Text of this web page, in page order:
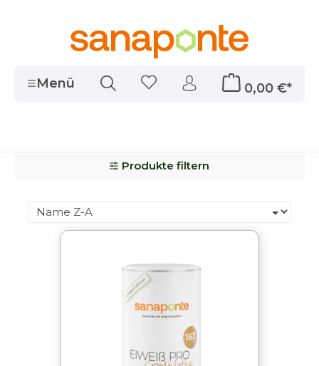
Menü 0,00 €*
Produkte filtern